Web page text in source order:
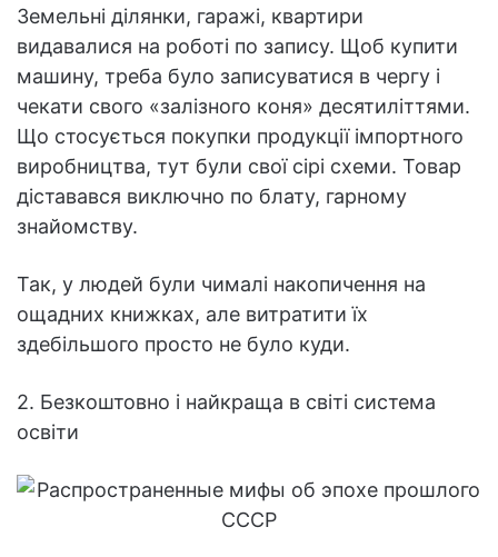
Земельні ділянки, гаражі, квартири
видавалися на роботі по запису. Щоб купити
машину, треба було записуватися в чергу і
чекати свого «залізного коня» десятиліттями.
Що стосується покупки продукції імпортного
виробництва, тут були свої сірі схеми. Товар
діставався виключно по блату, гарному
знайомству.
Так, у людей були чималі накопичення на
ощадних книжках, але витратити їх
здебільшого просто не було куди.
2. Безкоштовно і найкраща в світі система
освіти